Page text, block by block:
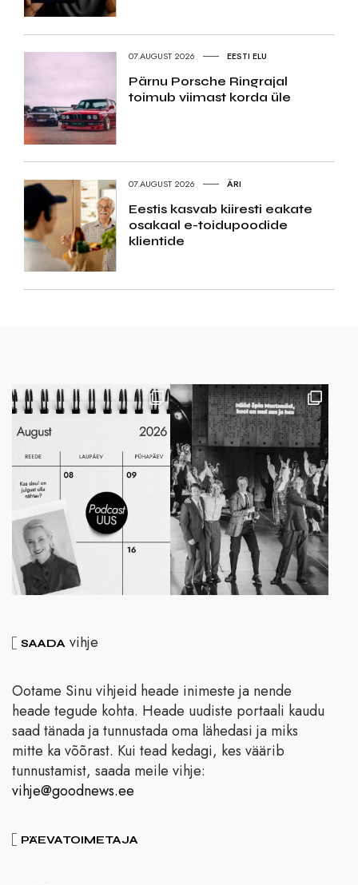
07.AUGUST 2026 EESTI ELU
Pärnu Porsche Ringrajal
toimub viimast korda üle
07.AUGUST 2026 ÄRI
Eestis kasvab kiiresti eakate
osakaal e-toidupoodide
klientide
SAADA vihje
Ootame Sinu vihjeid heade inimeste ja nende
heade tegude kohta. Heade uudiste portaali kaudu
saad tänada ja tunnustada oma lähedasi ja miks
mitte ka võõrast. Kui tead kedagi, kes väärib
tunnustamist, saada meile vihje:
vihje@goodnews.ee
PÄEVATOIMETAJA